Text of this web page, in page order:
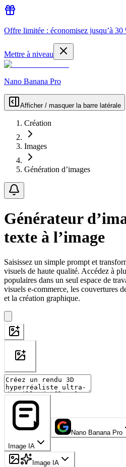
Offre limitée : économisez jusqu’à 30
Mettre à niveau
Nano Banana Pro
Afficher / masquer la barre latérale
Création
Images
Génération d’images
Générateur
texte à l’image
Saisissez un simple prompt et
visuels de haute qualité. Accédez à
populaires dans un seul espace de
visuels e-commerce, les couvertures
et la création graphique.
Image IA
Nano Banana Pro
Image IA